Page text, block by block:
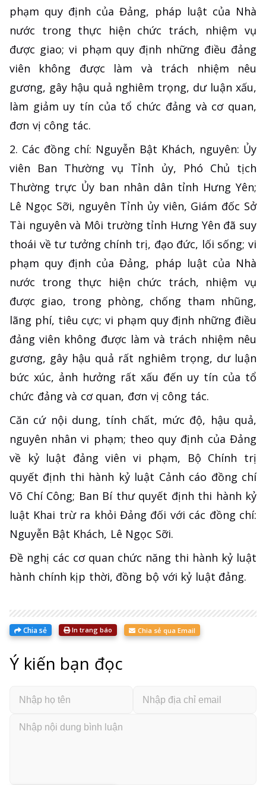
phạm quy định của Đảng, pháp luật của Nhà
nước trong thực hiện chức trách, nhiệm vụ
được giao; vi phạm quy định những điều đảng
viên không được làm và trách nhiệm nêu
gương, gây hậu quả nghiêm trọng, dư luận xấu,
làm giảm uy tín của tổ chức đảng và cơ quan,
đơn vị công tác.
2. Các đồng chí: Nguyễn Bật Khách, nguyên: Ủy
viên Ban Thường vụ Tỉnh ủy, Phó Chủ tịch
Thường trực Ủy ban nhân dân tỉnh Hưng Yên;
Lê Ngọc Sỡi, nguyên Tỉnh ủy viên, Giám đốc Sở
Tài nguyên và Môi trường tỉnh Hưng Yên đã suy
thoái về tư tưởng chính trị, đạo đức, lối sống; vi
phạm quy định của Đảng, pháp luật của Nhà
nước trong thực hiện chức trách, nhiệm vụ
được giao, trong phòng, chống tham nhũng,
lãng phí, tiêu cực; vi phạm quy định những điều
đảng viên không được làm và trách nhiệm nêu
gương, gây hậu quả rất nghiêm trọng, dư luận
bức xúc, ảnh hưởng rất xấu đến uy tín của tổ
chức đảng và cơ quan, đơn vị công tác.
Căn cứ nội dung, tính chất, mức độ, hậu quả,
nguyên nhân vi phạm; theo quy định của Đảng
về kỷ luật đảng viên vi phạm, Bộ Chính trị
quyết định thi hành kỷ luật Cảnh cáo đồng chí
Võ Chí Công; Ban Bí thư quyết định thi hành kỷ
luật Khai trừ ra khỏi Đảng đối với các đồng chí:
Nguyễn Bật Khách, Lê Ngọc Sỡi.
Đề nghị các cơ quan chức năng thi hành kỷ luật
hành chính kịp thời, đồng bộ với kỷ luật đảng.
Chia sẻ In trang báo Chia sẻ qua Email
Ý kiến bạn đọc